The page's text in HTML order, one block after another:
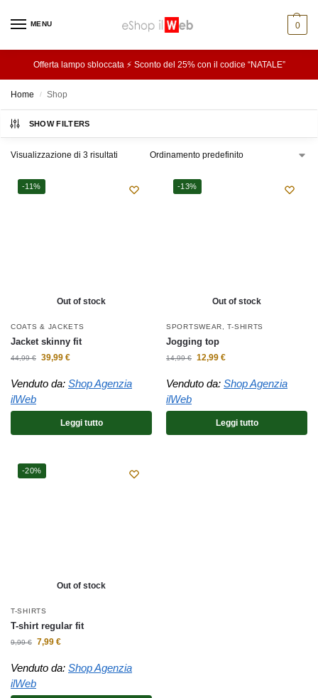
MENU 0
Offerta lampo sbloccata ⚡ Sconto del 25% con il codice “NATALE”
Home / Shop
SHOW FILTERS
Visualizzazione di 3 risultati
-11%
Out of stock
COATS & JACKETS
Jacket skinny fit
44,99€ 39,99 €
Venduto da: Shop Agenzia
ilWeb
Leggi tutto
-13%
Out of stock
SPORTSWEAR ,T-SHIRTS
Jogging top
14,99€ 12,99 €
Venduto da: Shop Agenzia
ilWeb
Leggi tutto
-20%
Out of stock
T-SHIRTS
T-shirt regular fit
9,99€ 7,99 €
Venduto da: Shop Agenzia
ilWeb